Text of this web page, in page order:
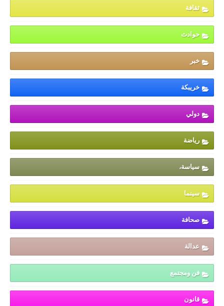
ثقافة
حوادث
خبر
خريبكة
دولي
رياضة
سياسة،
سينما
صحافة
عدالة
فن ومجتمع
قانون